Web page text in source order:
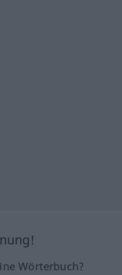
Wörterbuch?